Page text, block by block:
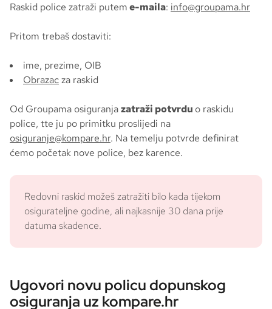
Raskid police zatraži puteme-maila: info@groupama.hr
Pritom trebaš dostaviti:
ime, prezime, OIB
Obrazacza raskid
Od Groupama osiguranjazatraži potvrdu o raskidu
police, tte ju po primitku proslijedi na
osiguranje@kompare.hr. Na temelju potvrde definirat
ćemo početak nove police, bez karence.
Redovni raskid možeš zatražiti bilo kada tijekom
osigurateljne godine, ali najkasnije 30 dana prije
datuma skadence.
Ugovori novu policu dopunskog
osiguranja uz kompare.hr